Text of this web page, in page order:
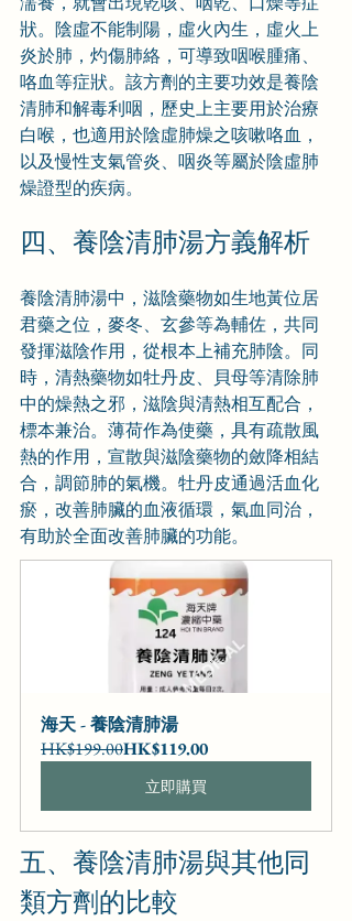
狀。陰虛不能制陽，虛火內生，虛火上
炎於肺，灼傷肺絡，可導致咽喉腫痛、
咯血等症狀。該方劑的主要功效是養陰
清肺和解毒利咽，歷史上主要用於治療
白喉，也適用於陰虛肺燥之咳嗽咯血，
以及慢性支氣管炎、咽炎等屬於陰虛肺
燥證型的疾病。
四、養陰清肺湯方義解析
養陰清肺湯中，滋陰藥物如生地黃位居
君藥之位，麥冬、玄參等為輔佐，共同
發揮滋陰作用，從根本上補充肺陰。同
時，清熱藥物如牡丹皮、貝母等清除肺
中的燥熱之邪，滋陰與清熱相互配合，
標本兼治。薄荷作為使藥，具有疏散風
熱的作用，宣散與滋陰藥物的斂降相結
合，調節肺的氣機。牡丹皮通過活血化
瘀，改善肺臟的血液循環，氣血同治，
有助於全面改善肺臟的功能。
海天 - 養陰清肺湯
HK$199.00HK$119.00
立即購買
五、養陰清肺湯與其他同
類方劑的比較